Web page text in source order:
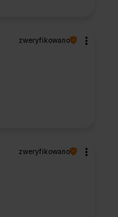
zweryfikowano
zweryfikowano